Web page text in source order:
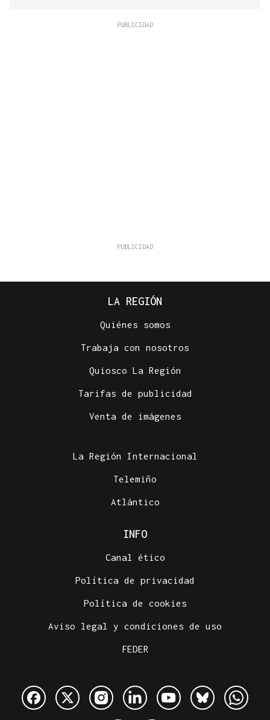
LA REGIÓN
Quiénes somos
Trabaja con nosotros
Quiosco La Región
Tarifas de publicidad
Venta de imágenes
La Región Internacional
Telemiño
Atlántico
INFO
Canal ético
Política de privacidad
Política de cookies
Aviso legal y condiciones de uso
FEDER